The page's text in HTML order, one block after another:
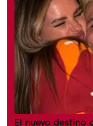
El nuevo destino